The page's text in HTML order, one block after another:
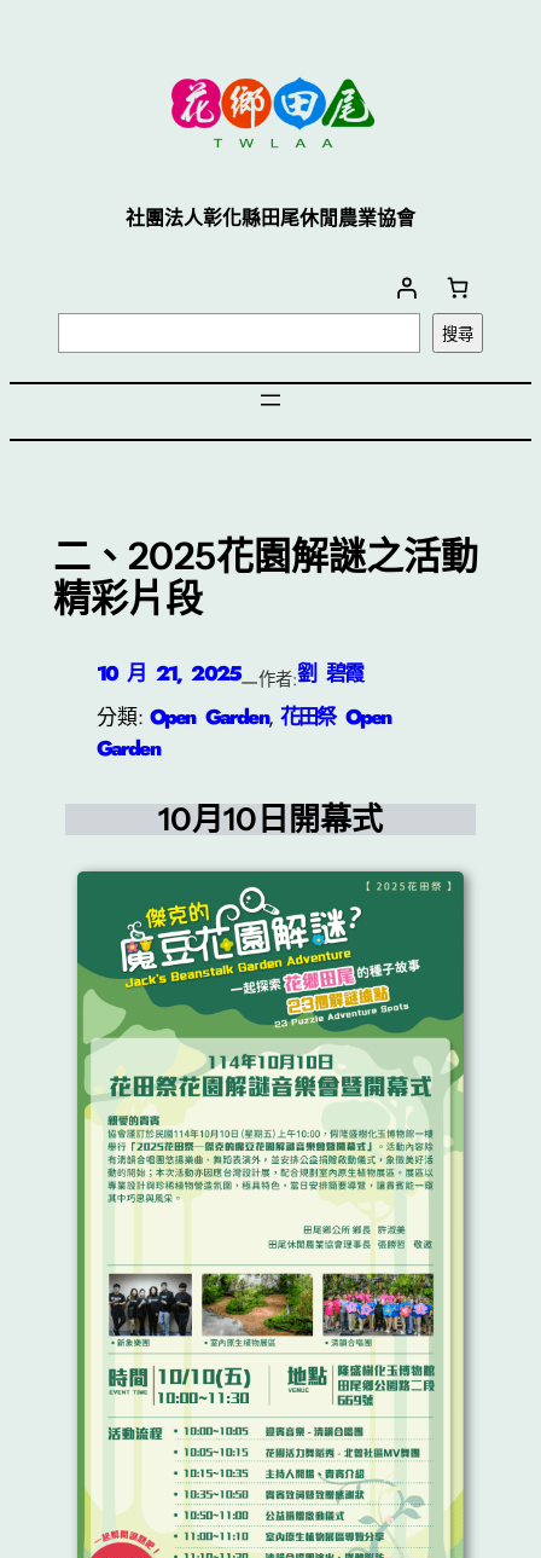
社團法人彰化縣田尾休閒農業協會
搜尋
二、2025花園解謎之活動
精彩片段
10 月 21, 2025—作者:劉 碧霞
分類: Open Garden, 花田祭 Open
Garden
10月10日開幕式